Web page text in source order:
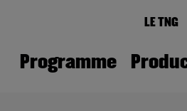
LE TNG
Programme